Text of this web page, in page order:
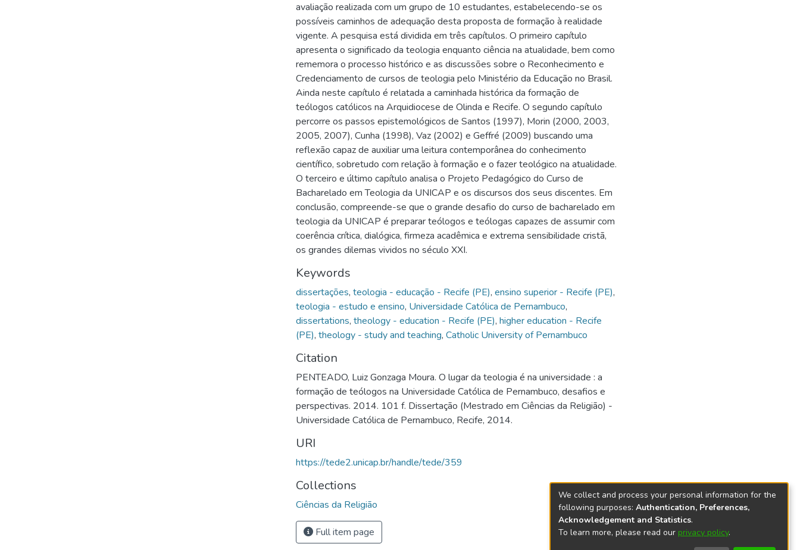
avaliação realizada com um grupo de 10 estudantes, estabelecendo-se os
possíveis caminhos de adequação desta proposta de formação à realidade
vigente. A pesquisa está dividida em três capítulos. O primeiro capítulo
apresenta o significado da teologia enquanto ciência na atualidade, bem como
rememora o processo histórico e as discussões sobre o Reconhecimento e
Credenciamento de cursos de teologia pelo Ministério da Educação no Brasil.
Ainda neste capítulo é relatada a caminhada histórica da formação de
teólogos católicos na Arquidiocese de Olinda e Recife. O segundo capítulo
percorre os passos epistemológicos de Santos (1997), Morin (2000, 2003,
2005, 2007), Cunha (1998), Vaz (2002) e Geffré (2009) buscando uma
reflexão capaz de auxiliar uma leitura contemporânea do conhecimento
científico, sobretudo com relação à formação e o fazer teológico na atualidade.
O terceiro e último capítulo analisa o Projeto Pedagógico do Curso de
Bacharelado em Teologia da UNICAP e os discursos dos seus discentes. Em
conclusão, compreende-se que o grande desafio do curso de bacharelado em
teologia da UNICAP é preparar teólogos e teólogas capazes de assumir com
coerência crítica, dialógica, firmeza acadêmica e extrema sensibilidade cristã,
os grandes dilemas vividos no século XXI.
Keywords
dissertações, teologia - educação - Recife (PE), ensino superior - Recife (PE),
teologia - estudo e ensino, Universidade Católica de Pernambuco,
dissertations, theology - education - Recife (PE), higher education - Recife
(PE), theology - study and teaching, Catholic University of Pernambuco
Citation
PENTEADO, Luiz Gonzaga Moura. O lugar da teologia é na universidade : a
formação de teólogos na Universidade Católica de Pernambuco, desafios e
perspectivas. 2014. 101 f. Dissertação (Mestrado em Ciências da Religião) -
Universidade Católica de Pernambuco, Recife, 2014.
URI
https://tede2.unicap.br/handle/tede/359
Collections
Ciências da Religião
Full item page
We collect and process your personal information for the
following purposes: Authentication, Preferences,
Acknowledgement and Statistics.
To learn more, please read our privacy policy.